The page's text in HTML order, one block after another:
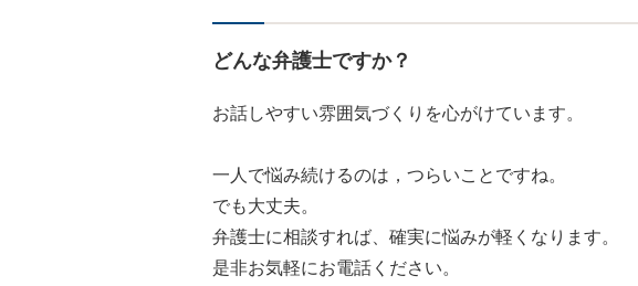
どんな弁護士ですか？
お話しやすい雰囲気づくりを心がけています。
一人で悩み続けるのは，つらいことですね。
でも大丈夫。
弁護士に相談すれば、確実に悩みが軽くなります。
是非お気軽にお電話ください。